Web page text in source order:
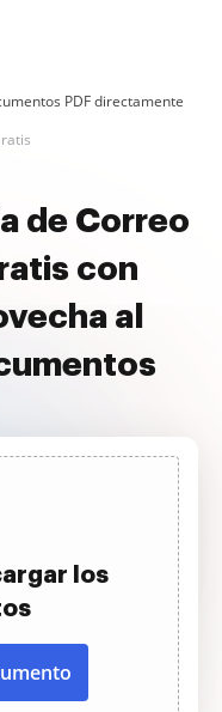
PDF directamente
de Correo
con
al
los